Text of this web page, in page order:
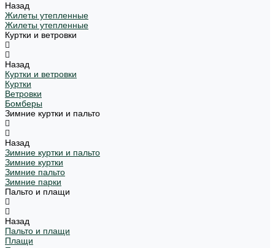
Назад
Жилеты утепленные
Жилеты утепленные
Куртки и ветровки
Назад
Куртки и ветровки
Куртки
Ветровки
Бомберы
Зимние куртки и пальто
Назад
Зимние куртки и пальто
Зимние куртки
Зимние пальто
Зимние парки
Пальто и плащи
Назад
Пальто и плащи
Плащи